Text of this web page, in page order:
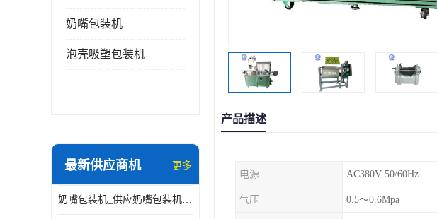
奶嘴包装机
泡壳吸塑包装机
最新供应商机 更多
奶嘴包装机_供应奶嘴包装机_奶嘴包装机厂家
产品描述
电源 AC380V 50/60Hz
气压 0.5～0.6Mpa